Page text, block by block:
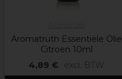
Aromatruth Essentiële Olie
Citroen 10ml
4,89 €
excl. BTW